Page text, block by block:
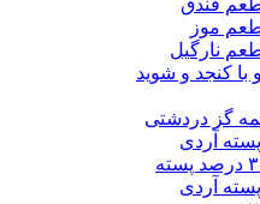
فندق
موز
نارگیل
با کنجد و شوید
گز دردشتی